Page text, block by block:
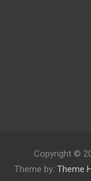
Copyright ©
Theme by: Theme